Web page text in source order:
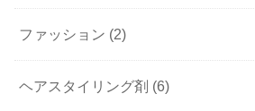
ファッション (2)
ヘアスタイリング剤 (6)